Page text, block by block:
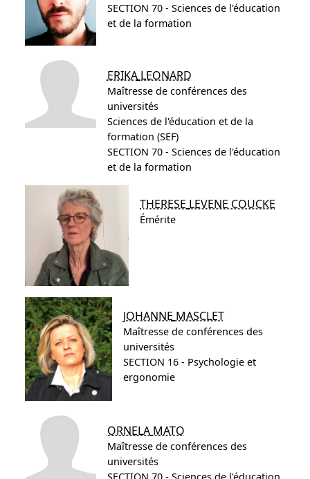
SECTION 70 - Sciences de l'éducation
et de la formation
ERIKA LEONARD
Maîtresse de conférences des
universités
Sciences de l'éducation et de la
formation (SEF)
SECTION 70 - Sciences de l'éducation
et de la formation
THERESE LEVENE COUCKE
Émérite
JOHANNE MASCLET
Maîtresse de conférences des
universités
SECTION 16 - Psychologie et
ergonomie
ORNELA MATO
Maîtresse de conférences des
universités